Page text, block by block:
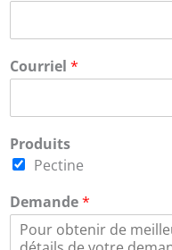
Courriel *
Produits
Pectine
Demande*